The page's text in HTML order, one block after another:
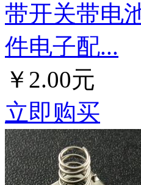
带开关带电
件电子配...
￥2.00元
立即购买